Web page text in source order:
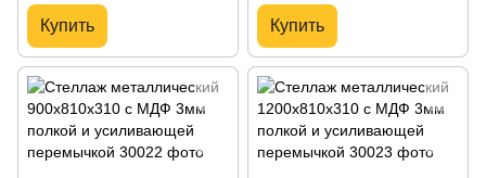
Купить Купить